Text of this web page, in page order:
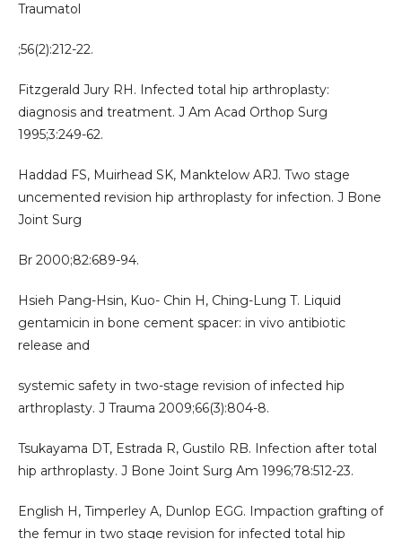
Traumatol
;56(2):212-22.
Fitzgerald Jury RH. Infected total hip arthroplasty:
diagnosis and treatment. J Am Acad Orthop Surg
1995;3:249-62.
Haddad FS, Muirhead SK, Manktelow ARJ. Two stage
uncemented revision hip arthroplasty for infection. J Bone
Joint Surg
Br 2000;82:689-94.
Hsieh Pang-Hsin, Kuo- Chin H, Ching-Lung T. Liquid
gentamicin in bone cement spacer: in vivo antibiotic
release and
systemic safety in two-stage revision of infected hip
arthroplasty. J Trauma 2009;66(3):804-8.
Tsukayama DT, Estrada R, Gustilo RB. Infection after total
hip arthroplasty. J Bone Joint Surg Am 1996;78:512-23.
English H, Timperley A, Dunlop EGG. Impaction grafting of
the femur in two stage revision for infected total hip